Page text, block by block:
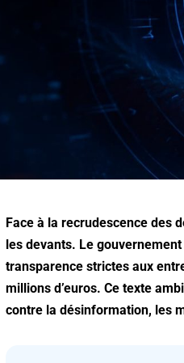
Face à la recrudescence des
les devants. Le
transparence strictes aux
millions d’euros. Ce texte
contre la désinformation, les